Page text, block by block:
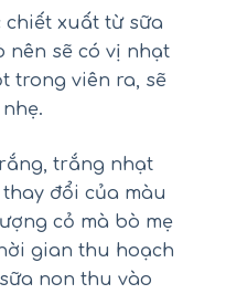
chiết xuất từ sữa
nên sẽ có vị nhạt
trong viên ra, sẽ
trắng nhạt
đổi của màu
cỏ mà bò mẹ
gian thu hoạch
non thu vào